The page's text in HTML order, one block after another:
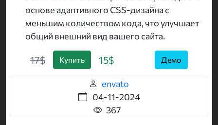
основе адаптивного CSS-дизайна с
меньшим количеством кода, что улучшает
общий внешний вид вашего сайта.
17$ Купить 15$ Демо
envato
04-11-2024
367